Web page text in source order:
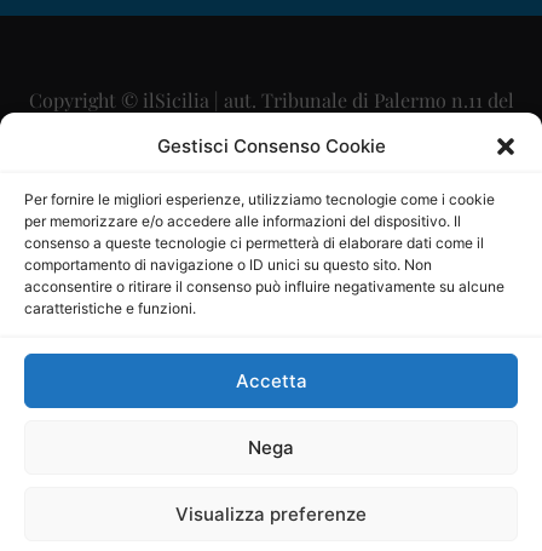
Gestisci Consenso Cookie
Per fornire le migliori esperienze, utilizziamo tecnologie come i cookie
per memorizzare e/o accedere alle informazioni del dispositivo. Il
consenso a queste tecnologie ci permetterà di elaborare dati come il
comportamento di navigazione o ID unici su questo sito. Non
acconsentire o ritirare il consenso può influire negativamente su alcune
caratteristiche e funzioni.
Accetta
Nega
Visualizza preferenze
Copyright © ilSicilia | aut. Tribunale di Palermo n.11 del
29/09/2015
Direttore Editoriale: Maurizio Scaglione
Direttore Responsabile: Maria Calabrese
P.IVA: 06334930820
Mercurio Comunicazione Società Cooperativa a r.l. è
iscritta al Registro degli Operatori di Comunicazione al
Sito gestito daLa Digitale srl–info@ladigitale.it